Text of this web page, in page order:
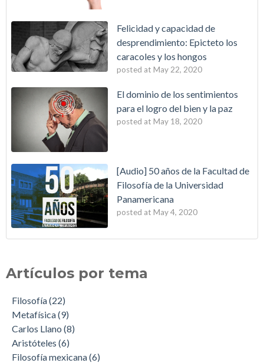
Felicidad y capacidad de
desprendimiento: Epicteto los
caracoles y los hongos
posted at May 22, 2020
El dominio de los sentimientos
para el logro del bien y la paz
posted at May 18, 2020
[Audio] 50 años de la Facultad de
Filosofía de la Universidad
Panamericana
posted at May 4, 2020
Artículos por tema
Filosofía(22)
Metafísica(9)
Carlos Llano (8)
Aristóteles (6)
Filosofía mexicana(6)